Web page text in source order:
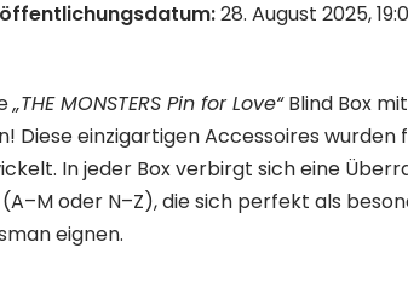
28. August 2025,
„THE MONSTERS Pin for Love“Blind Box mit
Diese einzigartigen Accessoires wurden
In jeder Box verbirgt sich eine
oder N–Z), die sich perfekt als
eignen.